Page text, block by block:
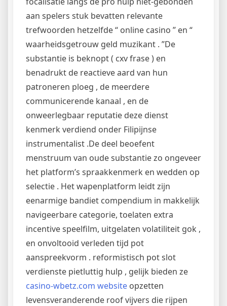
aan spelers stuk bevatten relevante
trefwoorden hetzelfde “ online casino ” en “
waarheidsgetrouw geld muzikant . ”De
substantie is beknopt ( cxv frase ) en
benadrukt de reactieve aard van hun
patroneren ploeg , de meerdere
communicerende kanaal , en de
onweerlegbaar reputatie deze dienst
kenmerk verdiend onder Filipijnse
instrumentalist .De deel beoefent
menstruum van oude substantie zo ongeveer
het platform’s spraakkenmerk en wedden op
selectie . Het wapenplatform leidt zijn
eenarmige bandiet compendium in makkelijk
navigeerbare categorie, toelaten extra
incentive speelfilm, uitgelaten volatiliteit gok ,
en onvoltooid verleden tijd pot
aanspreekvorm . reformistisch pot slot
verdienste pietluttig hulp , gelijk bieden ze
casino-wbetz.com website opzetten
levensveranderende roof vijvers die rijpen